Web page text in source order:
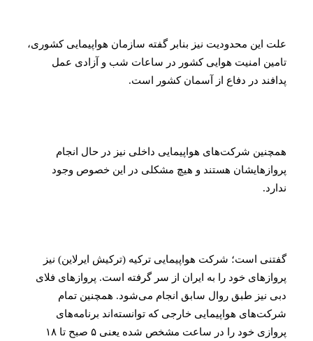
این محدودیت نیز بنابر گفته سازمان هواپیمایی کشوری،
امنیت هوایی کشور در ساعات شب و آزادی عمل
در دفاع از آسمان کشور است.
شرکت‌های هواپیمایی داخلی نیز در حال انجام
هستند و هیچ مشکلی در این خصوص وجود
است؛ شرکت هواپیمایی ترکیه (ترکیش ایرلاین) نیز
خود را به ایران از سر گرفته است. پرواز‌های فلای
نیز طبق روال سابق انجام می‌شود. همچنین تمام
هواپیمایی خارجی که توانسته‌اند برنامه‌های
پروازی خود را در ساعت مشخص شده یعنی ۵ صبح تا ۱۸